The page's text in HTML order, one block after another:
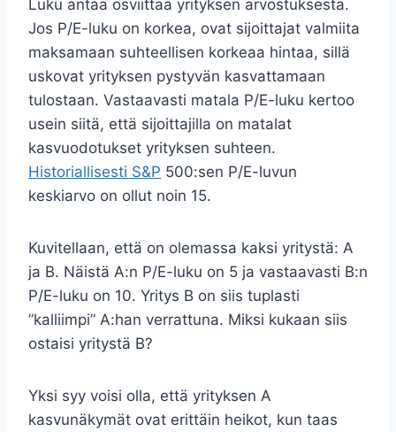
Luku antaa osviittaa yrityksen arvostuksesta.
Jos P/E-luku on korkea, ovat sijoittajat valmiita
maksamaan suhteellisen korkeaa hintaa, sillä
uskovat yrityksen pystyvän kasvattamaan
tulostaan. Vastaavasti matala P/E-luku kertoo
usein siitä, että sijoittajilla on matalat
kasvuodotukset yrityksen suhteen.
Historiallisesti S&P 500:sen P/E-luvun
keskiarvo on ollut noin 15.
Kuvitellaan, että on olemassa kaksi yritystä: A
ja B. Näistä A:n P/E-luku on 5 ja vastaavasti B:n
P/E-luku on 10. Yritys B on siis tuplasti
”kalliimpi” A:han verrattuna. Miksi kukaan siis
ostaisi yritystä B?
Yksi syy voisi olla, että yrityksen A
kasvunäkymät ovat erittäin heikot, kun taas